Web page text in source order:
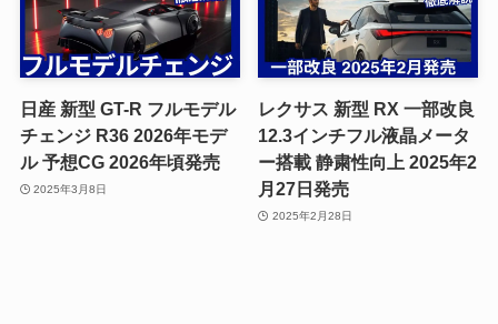
日産 新型 GT-R フルモデル
チェンジ R36 2026年モデ
ル 予想CG 2026年頃発売
2025年3月8日
レクサス 新型 RX 一部改良
12.3インチフル液晶メータ
ー搭載 静粛性向上 2025年2
月27日発売
2025年2月28日